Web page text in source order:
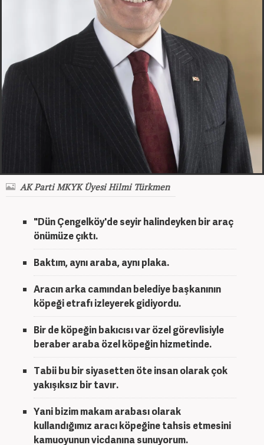
AK Parti MKYK Üyesi Hilmi Türkmen
"Dün Çengelköy'de seyir halindeyken bir araç
önümüze çıktı.
Baktım, aynı araba, aynı plaka.
Aracın arka camından belediye başkanının
köpeği etrafı izleyerek gidiyordu.
Bir de köpeğin bakıcısı var özel görevlisiyle
beraber araba özel köpeğin hizmetinde.
Tabii bu bir siyasetten öte insan olarak çok
yakışıksız bir tavır.
Yani bizim makam arabası olarak
kullandığımız aracı köpeğine tahsis etmesini
kamuoyunun vicdanına sunuyorum.